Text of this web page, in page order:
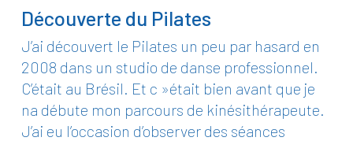
Découverte du Pilates
J’ai découvert le Pilates un peu par hasard en
2008 dans un studio de danse professionnel.
C’était au Brésil. Et c »était bien avant que je
na débute mon parcours de kinésithérapeute.
J’ai eu l’occasion d’observer des séances